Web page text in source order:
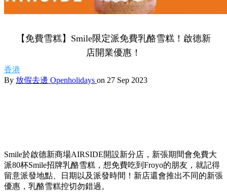
【免費雪糕】Smile限定派免費乳酪雪糕！啟德新
店開業優惠！
香港
By 放假去邊 Openholidays on 27 Sep 2023
Smile於啟德新商場AIRSIDE開設新分店，新張期間會免費大
派80杯Smile招牌乳酪雪糕，想免費吃到Froyo的朋友，就記得
留意派發地點、日期以及派發時間！新店還會推出不同的新張
優惠，乳酪雪糕控切勿錯過。